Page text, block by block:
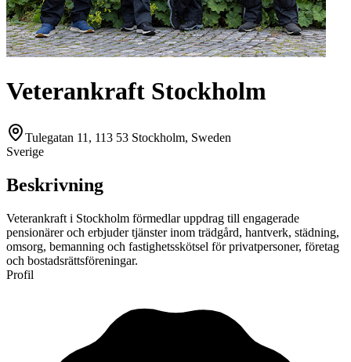
Veterankraft Stockholm
Tulegatan 11, 113 53 Stockholm, Sweden
Sverige
Beskrivning
Veterankraft i Stockholm förmedlar uppdrag till engagerade
pensionärer och erbjuder tjänster inom trädgård, hantverk, städning,
omsorg, bemanning och fastighetsskötsel för privatpersoner, företag
och bostadsrättsföreningar.
Profil